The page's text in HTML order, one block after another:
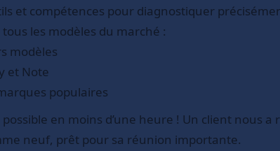
et compétences pour diagnostiquer
les modèles du marché :
modèles
et Note
populaires
en moins d’une heure ! Un client nous
neuf, prêt pour sa réunion importante.